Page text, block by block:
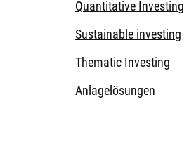
Quantitative Investing
Sustainable investing
Thematic Investing
Anlagelösungen